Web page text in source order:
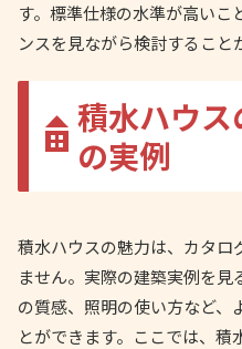
す。標準仕様の水準が高いこ
ンスを見ながら検討すること
積水ハウ
の実例
積水ハウスの魅力は、カタロ
ません。実際の建築実例を
の質感、照明の使い方など、
とができます。ここでは、